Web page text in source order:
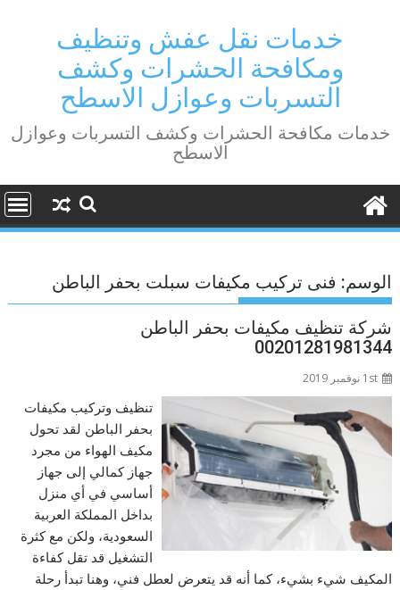
خدمات نقل عفش وتنظيف
ومكافحة الحشرات وكشف
التسربات وعوازل الاسطح
خدمات مكافحة الحشرات وكشف التسربات وعوازل
الاسطح
الوسم: فنى تركيب مكيفات سبلت بحفر الباطن
شركة تنظيف مكيفات بحفر الباطن
00201281981344
1st نوفمبر 2019
تنظيف وتركيب مكيفات
بحفر الباطن لقد تحول
مكيف الهواء من مجرد
جهاز كمالي إلى جهاز
أساسي في أي منزل
بداخل المملكة العربية
السعودية، ولكن مع كثرة
التشغيل قد تقل كفاءة
المكيف شيء بشيء، كما أنه قد يتعرض لعطل فني، وهنا تبدأ رحلة